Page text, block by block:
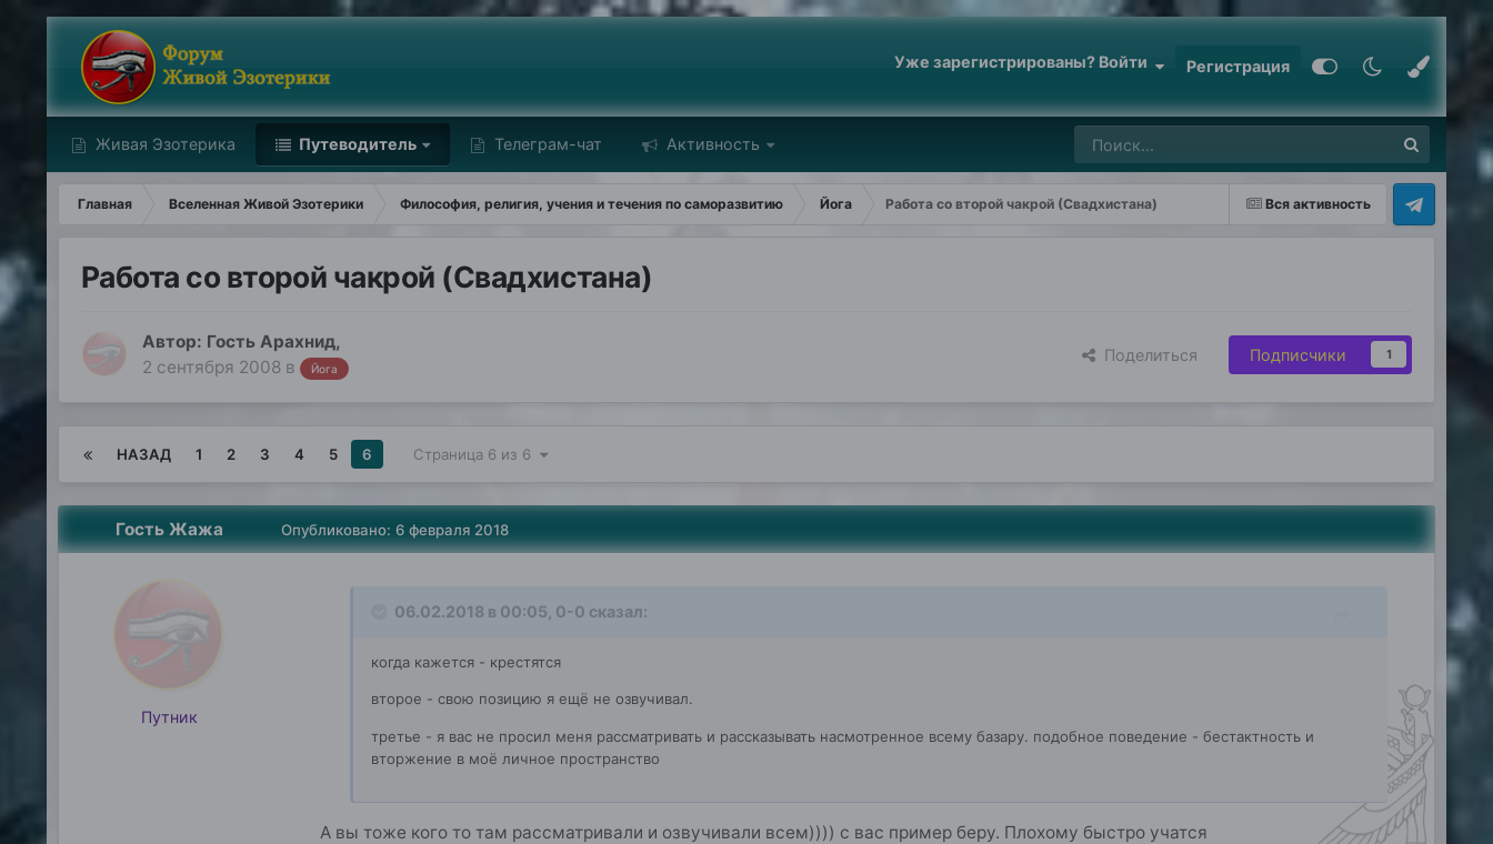
Уже зарегистрированы? Войти Регистрация
Живая Эзотерика Путеводитель Телеграм-чат Активность
Вся активность
Главная Вселенная Живой Эзотерики Философия, религия, учения и течения по саморазвитию Йога Работа со второй чакрой (Свадхистана)
Работа со второй чакрой (Свадхистана)
Автор: Гость Арахнид,
2 сентября 2008в Йога
Поделиться Подписчики 1
НАЗАД 1 2 3 4 5 6 Страница 6 из 6
Гость Жажа
Путник
Опубликовано: 6 февраля 2018
06.02.2018 в 00:05, 0-0 сказал:
когда кажется - крестятся
второе - свою позицию я ещё не озвучивал.
третье - я вас не просил меня рассматривать и рассказывать насмотренное всему базару. подобное поведение - бестактность и
вторжение в моё личное пространство
А вы тоже кого то там рассматривали и озвучивали всем)))) с вас пример беру. Плохому быстро учатся